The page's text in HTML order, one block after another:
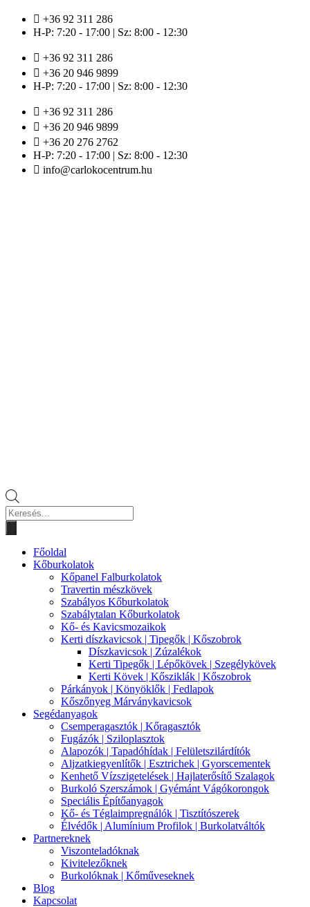
Ugrás
+36 92 311 286
H-P: 7:20 - 17:00 | Sz: 8:00 - 12:30
+36 92 311 286
+36 20 946 9899
H-P: 7:20 - 17:00 | Sz: 8:00 - 12:30
+36 92 311 286
+36 20 946 9899
+36 20 276 2762
H-P: 7:20 - 17:00 | Sz: 8:00 - 12:30
info@carlokocentrum.hu
Products
search
Főoldal
Kőburkolatok
Kőpanel Falburkolatok
Travertin mészkövek
Szabályos Kőburkolatok
Szabálytalan Kőburkolatok
Kő- és Kavicsmozaikok
Kerti díszkavicsok | Tipegők | Kőszobrok
Díszkavicsok | Zúzalékok
Kerti Tipegők | Lépőkövek | Szegélykövek
Kerti Kövek | Kősziklák | Kőszobrok
Párkányok | Könyöklők | Fedlapok
Kőszőnyeg Márványkavicsok
Segédanyagok
Csemperagasztók | Kőragasztók
Fugázók | Sziloplasztok
Alapozók | Tapadóhídak | Felületszilárdítók
Aljzatkiegyenlítők | Esztrichek | Gyorscementek
Kenhető Vízszigetelések | Hajlaterősítő Szalagok
Burkoló Szerszámok | Gyémánt Vágókorongok
Speciális Építőanyagok
Kő- és Téglaimpregnálók | Tisztítószerek
Élvédők | Alumínium Profilok | Burkolatváltók
Partnereknek
Viszonteladóknak
Kivitelezőknek
Burkolóknak | Kőműveseknek
Blog
Kapcsolat